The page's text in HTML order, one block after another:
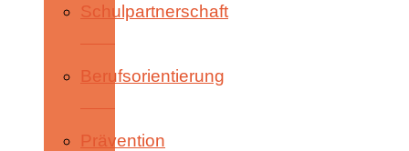
Schulpartnerschaft
Berufsorientierung
Prävention